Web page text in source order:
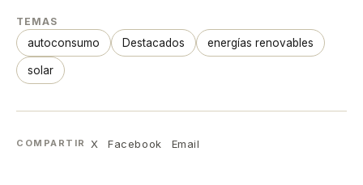
TEMAS
autoconsumo Destacados energías renovables
solar
COMPARTIR X Facebook Email